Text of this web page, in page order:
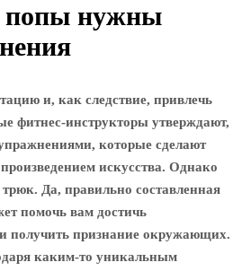
попы нужны
и, как следствие, привлечь
фитнес-инструкторы утверждают,
которые сделают
искусства. Однако
Да, правильно составленная
помочь вам достичь
и получить признание окружающих.
каким-то уникальным